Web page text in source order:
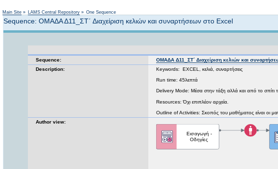
Main Site » LAMS Central Repository » One Sequence
Sequence: ΟΜΑΔΑ Δ11_ΣΤ΄ Διαχείριση κελιών και συναρτήσεων στο Excel
Sequence:
ΟΜΑΔΑ Δ11_ΣΤ΄ Διαχείριση κελιών και
Description:
Keywords: EXCEL, κελιά, συναρτήσεις
Run time: 45λεπτά
Delivery Mode: Μέσα στην τάξη αλλά και από το σπίτι
Resources: Όχι επιπλέον αρχεία.
Outline of Activities: Σκοπός του μαθήματος είναι οι
Author view: